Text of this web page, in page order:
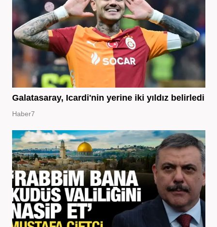
Galatasaray, Icardi'nin yerine iki yıldız belirledi
Haber7